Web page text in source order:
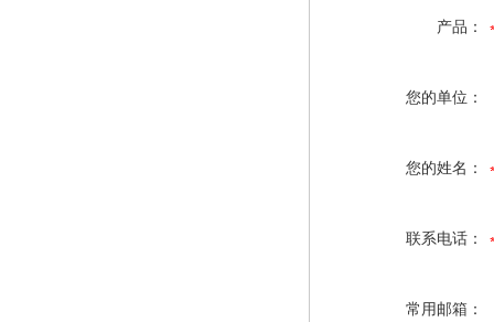
产品：
您的单位：
您的姓名：
联系电话：
常用邮箱：